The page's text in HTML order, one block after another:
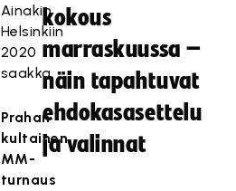
Ainakin
Helsinkiin
2020
saakka.
Prahan
kultainen
MM-
turnaus
kokous
marraskuussa –
näin tapahtuvat
ehdokasasettelu
ja valinnat